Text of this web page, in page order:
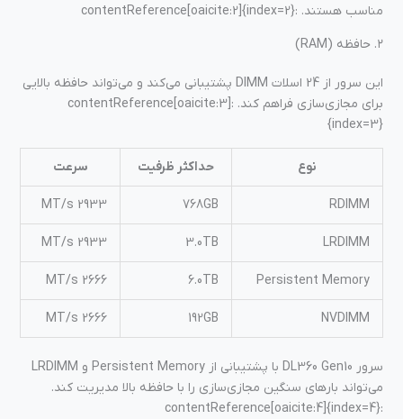
مناسب هستند. :contentReference[oaicite:2]{index=2}
۲. حافظه (RAM)
این سرور از 24 اسلات DIMM پشتیبانی می‌کند و می‌تواند حافظه بالایی
برای مجازی‌سازی فراهم کند. :contentReference[oaicite:3]
{index=3}
نوع حداکثر ظرفیت سرعت
RDIMM
768GB
2933 MT/s
LRDIMM
3.0TB
2933 MT/s
Persistent Memory
6.0TB
2666 MT/s
NVDIMM
192GB
2666 MT/s
سرور DL360 Gen10 با پشتیبانی از Persistent Memory و LRDIMM
می‌تواند بارهای سنگین مجازی‌سازی را با حافظه بالا مدیریت کند.
:contentReference[oaicite:4]{index=4}